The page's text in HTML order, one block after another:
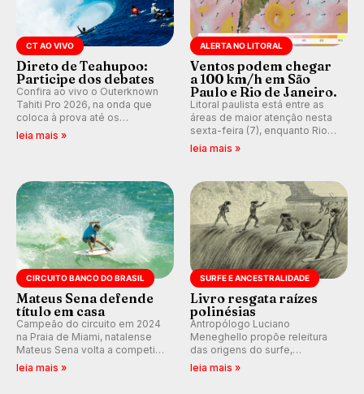
CT AO VIVO
Direto de Teahupoo:
Participe dos debates
Confira ao vivo o Outerknown
Tahiti Pro 2026, na onda que
coloca à prova até os
melhores surfistas do mundo.
leia mais »
ALERTA NO LITORAL
Ventos podem chegar
a 100 km/h em São
Paulo e Rio de Janeiro.
Litoral paulista está entre as
áreas de maior atenção nesta
sexta-feira (7), enquanto Rio
de Janeiro também recebe
km/h em Itanhaém.
leia mais »
CIRCUITO BANCO DO BRASIL
Mateus Sena defende
título em casa
Campeão do circuito em 2024
na Praia de Miami, natalense
Mateus Sena volta a competir
em casa em busca de manter a
leia mais »
SURFE E ANCESTRALIDADE
Livro resgata raízes
polinésias
Antropólogo Luciano
Meneghello propõe releitura
das origens do surfe,
resgatando a cultura polinésia
leia mais »